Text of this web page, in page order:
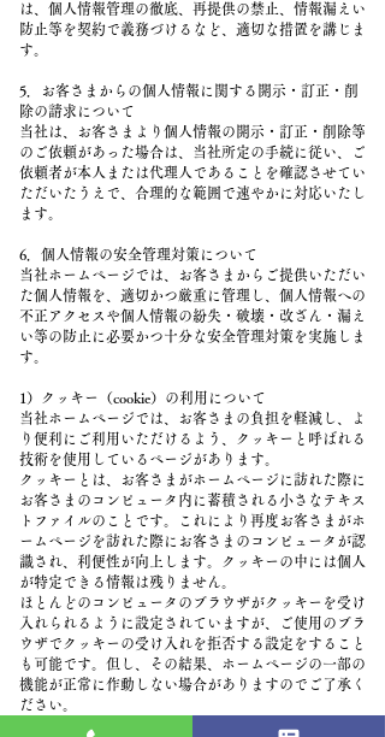
は、個人情報管理の徹底、再提供の禁止、情報漏えい
防止等を契約で義務づけるなど、適切な措置を講じま
す。
5．お客さまからの個人情報に関する開示・訂正・削
除の請求について
当社は、お客さまより個人情報の開示・訂正・削除等
のご依頼があった場合は、当社所定の手続に従い、ご
依頼者が本人または代理人であることを確認させてい
ただいたうえで、合理的な範囲で速やかに対応いたし
ます。
6．個人情報の安全管理対策について
当社ホームページでは、お客さまからご提供いただい
た個人情報を、適切かつ厳重に管理し、個人情報への
不正アクセスや個人情報の紛失・破壊・改ざん・漏え
い等の防止に必要かつ十分な安全管理対策を実施しま
す。
1）クッキー（cookie）の利用について
当社ホームページでは、お客さまの負担を軽減し、よ
り便利にご利用いただけるよう、クッキーと呼ばれる
技術を使用しているページがあります。
クッキーとは、お客さまがホームページに訪れた際に
お客さまのコンピュータ内に蓄積される小さなテキス
トファイルのことです。これにより再度お客さまがホ
ームページを訪れた際にお客さまのコンピュータが認
識され、利便性が向上します。クッキーの中には個人
が特定できる情報は残りません。
ほとんどのコンピュータのブラウザがクッキーを受け
入れられるように設定されていますが、ご使用のブラ
ウザでクッキーの受け入れを拒否する設定をすること
も可能です。但し、その結果、ホームページの一部の
機能が正常に作動しない場合がありますのでご了承く
ださい。